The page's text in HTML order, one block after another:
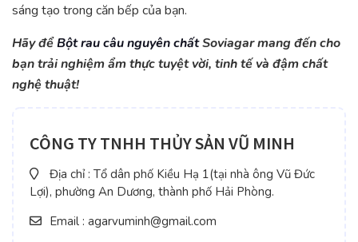
sáng tạo trong căn bếp của bạn.
Hãy đểBột rau câu nguyên chấtSoviagar mang đến cho
bạn trải nghiệm ẩm thực tuyệt vời, tinh tế và đậm chất
nghệ thuật!
CÔNG TY TNHH THỦY SẢN VŨ MINH
Địa chỉ : Tổ dân phố Kiều Hạ 1(tại nhà ông Vũ Đức
Lợi), phường An Dương, thành phố Hải Phòng.
Email : agarvuminh@gmail.com